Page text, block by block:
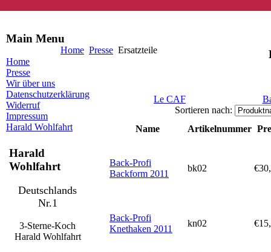
Home Presse Ersatzteile
Main Menu
Home
Presse
Wir über uns
Datenschutzerklärung
Widerruf
Impressum
Harald Wohlfahrt
Harald
Wohlfahrt
Deutschlands
Nr.1
3-Sterne-Koch
Harald Wohlfahrt
Le CAF
Sortieren nach:
Name
Artikelnummer
Back-Profi
Backform 2011
bk02
Back-Profi
Knethaken 2011
kn02